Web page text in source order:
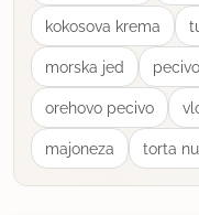
kokosova krema
morska jed
orehovo pecivo
majoneza torta